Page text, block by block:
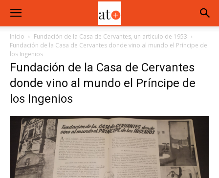
Inicio
Fundación de la Casa de Cervantes, un artículo de 1953
Fundación de la Casa de Cervantes donde vino al mundo el Príncipe de
los Ingenios
Fundación de la Casa de Cervantes
donde vino al mundo el Príncipe de
los Ingenios